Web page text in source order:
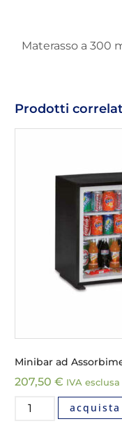
Materasso a 300
Prodotti
Minibar ad
207,50 € IVA esclusa
acquista